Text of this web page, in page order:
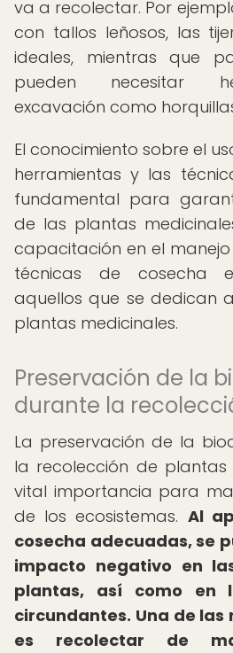
va a recolectar. Por
con tallos leñosos, las
ideales, mientras que
pueden necesitar
excavación como
El conocimiento sobre el
herramientas y las
fundamental para
de las plantas
capacitación en el
técnicas de cosecha
aquellos que se dedican
plantas medicinales.
Preservación de la
durante la
La preservación de la
la recolección de plantas
vital importancia para
de los ecosistemas. Al
cosecha adecuadas, se
impacto negativo en
plantas, así como en
circundantes. Una de
es recolectar de